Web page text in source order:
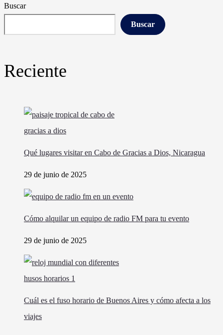
Buscar
Buscar
Reciente
Qué lugares visitar en Cabo de Gracias a Dios, Nicaragua
29 de junio de 2025
Cómo alquilar un equipo de radio FM para tu evento
29 de junio de 2025
Cuál es el fuso horario de Buenos Aires y cómo afecta a los
viajes